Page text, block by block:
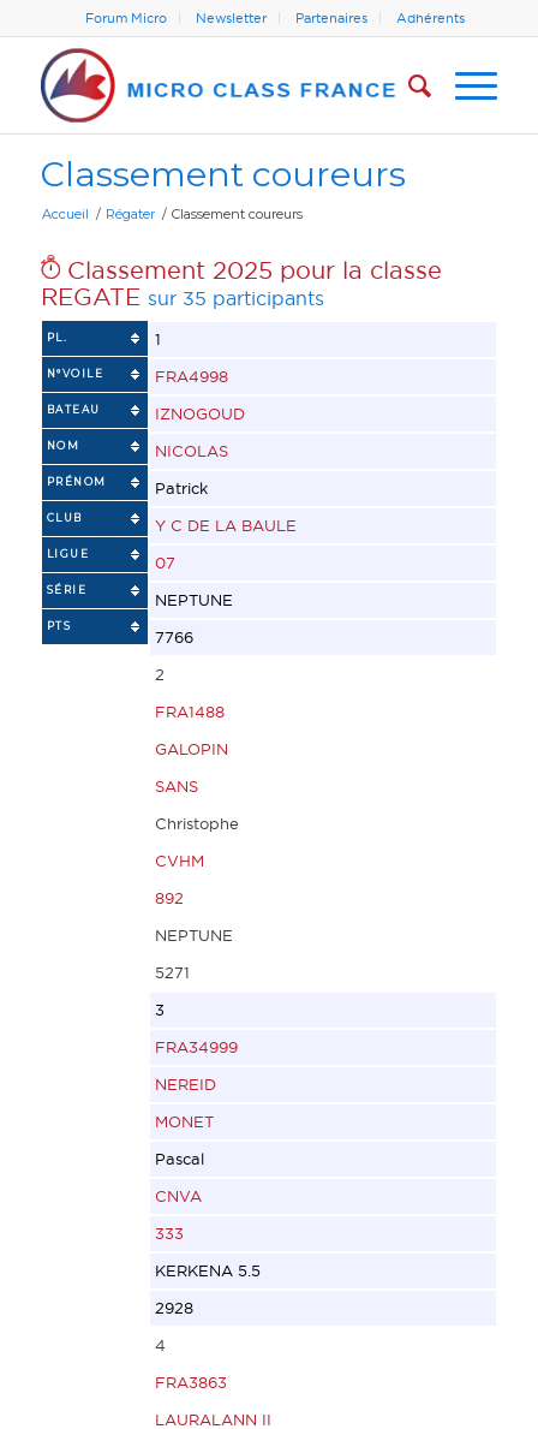
Forum Micro Newsletter Partenaires Adhérents
Classement coureurs
Accueil / Régater / Classement coureurs
Classement 2025 pour la classe
REGATE sur 35 participants
PL.
N°VOILE
BATEAU
NOM
PRÉNOM
CLUB
LIGUE
SÉRIE
PTS
1
FRA4998
IZNOGOUD
NICOLAS
Patrick
Y C DE LA BAULE
07
NEPTUNE
7766
2
FRA1488
GALOPIN
SANS
Christophe
CVHM
892
NEPTUNE
5271
3
FRA34999
NEREID
MONET
Pascal
CNVA
333
KERKENA 5.5
2928
4
FRA3863
LAURALANN II